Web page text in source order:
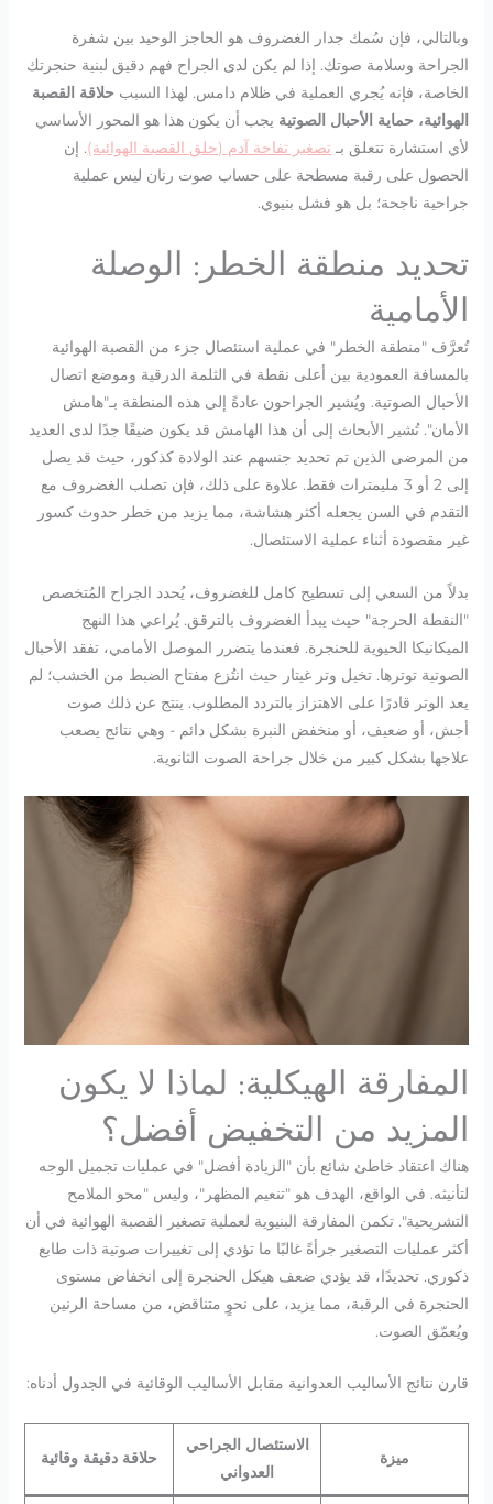
وبالتالي، فإن سُمك جدار الغضروف هو الحاجز الوحيد بين شفرة
الجراحة وسلامة صوتك. إذا لم يكن لدى الجراح فهم دقيق لبنية حنجرتك
الخاصة، فإنه يُجري العملية في ظلام دامس. لهذا السبب حلاقة القصبة
الهوائية، حماية الأحبال الصوتية يجب أن يكون هذا هو المحور الأساسي
لأي استشارة تتعلق بـ تصغير تفاحة آدم (حلق القصبة الهوائية). إن
الحصول على رقبة مسطحة على حساب صوت رنان ليس عملية
جراحية ناجحة؛ بل هو فشل بنيوي.
تحديد منطقة الخطر: الوصلة
الأمامية
تُعرَّف "منطقة الخطر" في عملية استئصال جزء من القصبة الهوائية
بالمسافة العمودية بين أعلى نقطة في الثلمة الدرقية وموضع اتصال
الأحبال الصوتية. ويُشير الجراحون عادةً إلى هذه المنطقة بـ"هامش
الأمان". تُشير الأبحاث إلى أن هذا الهامش قد يكون ضيقًا جدًا لدى العديد
من المرضى الذين تم تحديد جنسهم عند الولادة كذكور، حيث قد يصل
إلى 2 أو 3 مليمترات فقط. علاوة على ذلك، فإن تصلب الغضروف مع
التقدم في السن يجعله أكثر هشاشة، مما يزيد من خطر حدوث كسور
غير مقصودة أثناء عملية الاستئصال.
بدلاً من السعي إلى تسطيح كامل للغضروف، يُحدد الجراح المُتخصص
"النقطة الحرجة" حيث يبدأ الغضروف بالترقق. يُراعي هذا النهج
الميكانيكا الحيوية للحنجرة. فعندما يتضرر الموصل الأمامي، تفقد الأحبال
الصوتية توترها. تخيل وتر غيتار حيث انتُزع مفتاح الضبط من الخشب؛ لم
يعد الوتر قادرًا على الاهتزاز بالتردد المطلوب. ينتج عن ذلك صوت
أجش، أو ضعيف، أو منخفض النبرة بشكل دائم - وهي نتائج يصعب
علاجها بشكل كبير من خلال جراحة الصوت الثانوية.
المفارقة الهيكلية: لماذا لا يكون
المزيد من التخفيض أفضل؟
هناك اعتقاد خاطئ شائع بأن "الزيادة أفضل" في عمليات تجميل الوجه
لتأنيثه. في الواقع، الهدف هو "تنعيم المظهر"، وليس "محو الملامح
التشريحية". تكمن المفارقة البنيوية لعملية تصغير القصبة الهوائية في أن
أكثر عمليات التصغير جرأةً غالبًا ما تؤدي إلى تغييرات صوتية ذات طابع
ذكوري. تحديدًا، قد يؤدي ضعف هيكل الحنجرة إلى انخفاض مستوى
الحنجرة في الرقبة، مما يزيد، على نحوٍ متناقض، من مساحة الرنين
ويُعمّق الصوت.
قارن نتائج الأساليب العدوانية مقابل الأساليب الوقائية في الجدول أدناه:
ميزة
الاستئصال الجراحي
العدواني
حلاقة دقيقة وقائية